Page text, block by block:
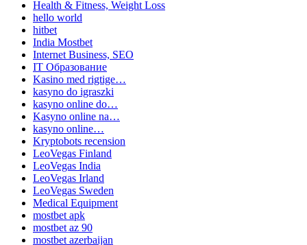
Health & Fitness, Weight Loss
hello world
hitbet
India Mostbet
Internet Business, SEO
IT Образование
Kasino med rigtige…
kasyno do igraszki
kasyno online do…
Kasyno online na…
kasyno online…
Kryptobots recension
LeoVegas Finland
LeoVegas India
LeoVegas Irland
LeoVegas Sweden
Medical Equipment
mostbet apk
mostbet az 90
mostbet azerbaijan